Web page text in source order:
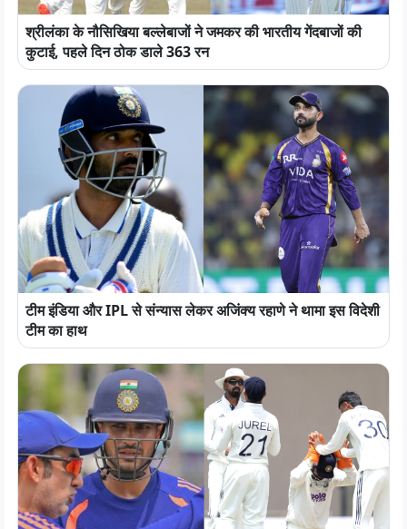
श्रीलंका के नौसिखिया बल्लेबाजों ने जमकर की भारतीय गेंदबाजों की
कुटाई, पहले दिन ठोक डाले 363 रन
टीम इंडिया और IPL से संन्यास लेकर अजिंक्य रहाणे ने थामा इस विदेशी
टीम का हाथ